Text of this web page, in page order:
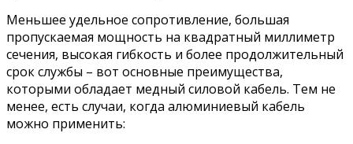
Меньшее удельное сопротивление, большая
пропускаемая мощность на квадратный миллиметр
сечения, высокая гибкость и более продолжительный
срок службы – вот основные преимущества,
которыми обладает медный силовой кабель. Тем не
менее, есть случаи, когда алюминиевый кабель
можно применить: